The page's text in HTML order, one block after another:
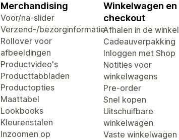
Merchandising
Voor/na-slider
Verzend-/bezorginformatie
Rollover voor
afbeeldingen
Productvideo's
Producttabbladen
Productopties
Maattabel
Lookbooks
Kleurenstalen
Inzoomen op
Winkelwagen en
checkout
Afhalen in de winkel
Cadeauverpakking
Inloggen met Shop
Notities voor
winkelwagens
Pre-order
Snel kopen
Uitschuifbare
winkelwagen
Vaste winkelwagen